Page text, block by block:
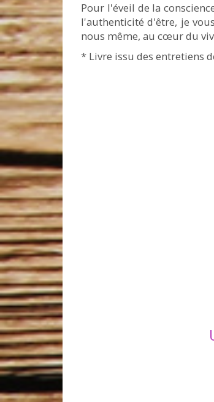
Pour l'éveil de la
l'authenticité d'être, je
nous même, au cœur du
* Livre issu des entretiens